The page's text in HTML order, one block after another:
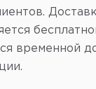
временной